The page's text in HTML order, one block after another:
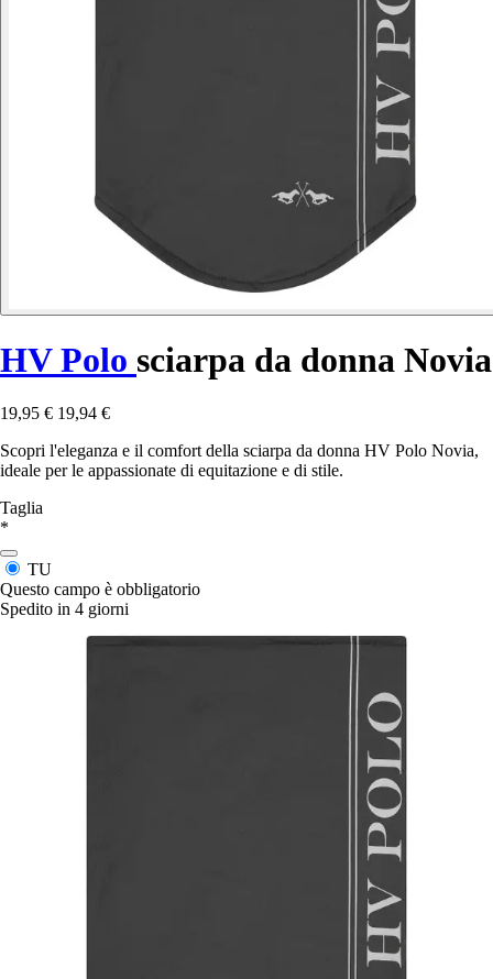
HV Polo sciarpa da donna Novia
19,95 € 19,94 €
Scopri l'eleganza e il comfort della sciarpa da donna HV Polo Novia,
ideale per le appassionate di equitazione e di stile.
Taglia
*
TU
Questo campo è obbligatorio
Spedito in 4 giorni